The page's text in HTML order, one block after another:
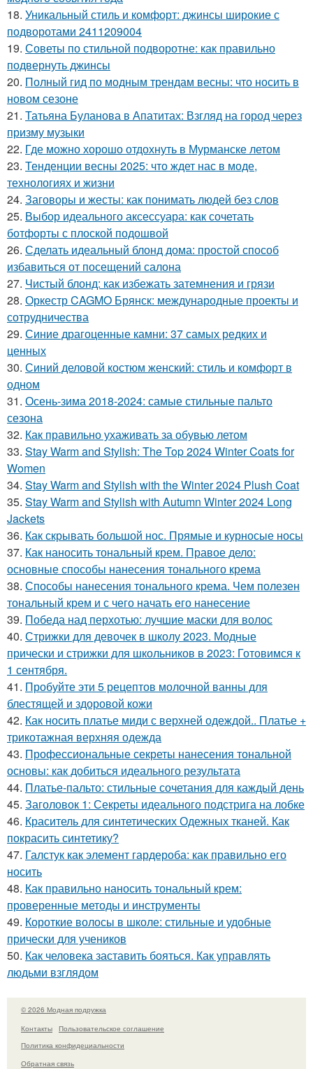
18. Уникальный стиль и комфорт: джинсы широкие с
подворотами 2411209004
19. Советы по стильной подворотне: как правильно
подвернуть джинсы
20. Полный гид по модным трендам весны: что носить в
новом сезоне
21. Татьяна Буланова в Апатитах: Взгляд на город через
призму музыки
22. Где можно хорошо отдохнуть в Мурманске летом
23. Тенденции весны 2025: что ждет нас в моде,
технологиях и жизни
24. Заговоры и жесты: как понимать людей без слов
25. Выбор идеального аксессуара: как сочетать
ботфорты с плоской подошвой
26. Сделать идеальный блонд дома: простой способ
избавиться от посещений салона
27. Чистый блонд: как избежать затемнения и грязи
28. Оркестр CAGMO Брянск: международные проекты и
сотрудничества
29. Синие драгоценные камни: 37 самых редких и
ценных
30. Синий деловой костюм женский: стиль и комфорт в
одном
31. Осень-зима 2018-2024: самые стильные пальто
сезона
32. Как правильно ухаживать за обувью летом
33. Stay Warm and Stylish: The Top 2024 Winter Coats for
Women
34. Stay Warm and Stylish with the Winter 2024 Plush Coat
35. Stay Warm and Stylish with Autumn Winter 2024 Long
Jackets
36. Как скрывать большой нос. Прямые и курносые носы
37. Как наносить тональный крем. Правое дело:
основные способы нанесения тонального крема
38. Способы нанесения тонального крема. Чем полезен
тональный крем и с чего начать его нанесение
39. Победа над перхотью: лучшие маски для волос
40. Стрижки для девочек в школу 2023. Модные
прически и стрижки для школьников в 2023: Готовимся к
1 сентября.
41. Пробуйте эти 5 рецептов молочной ванны для
блестящей и здоровой кожи
42. Как носить платье миди с верхней одеждой.. Платье +
трикотажная верхняя одежда
43. Профессиональные секреты нанесения тональной
основы: как добиться идеального результата
44. Платье-пальто: стильные сочетания для каждый день
45. Заголовок 1: Секреты идеального подстрига на лобке
46. Краситель для синтетических Одежных тканей. Как
покрасить синтетику?
47. Галстук как элемент гардероба: как правильно его
носить
48. Как правильно наносить тональный крем:
проверенные методы и инструменты
49. Короткие волосы в школе: стильные и удобные
прически для учеников
50. Как человека заставить бояться. Как управлять
людьми взглядом
© 2026 Модная подружка
Контакты
Пользовательское соглашение
Политика конфидециальности
Обратная связь